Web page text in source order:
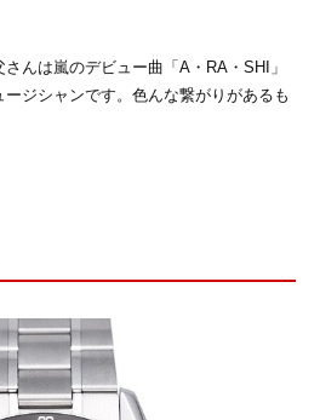
んは嵐のデビュー曲「A・RA・SHI」
ジシャンです。色んな繋がりがあるも